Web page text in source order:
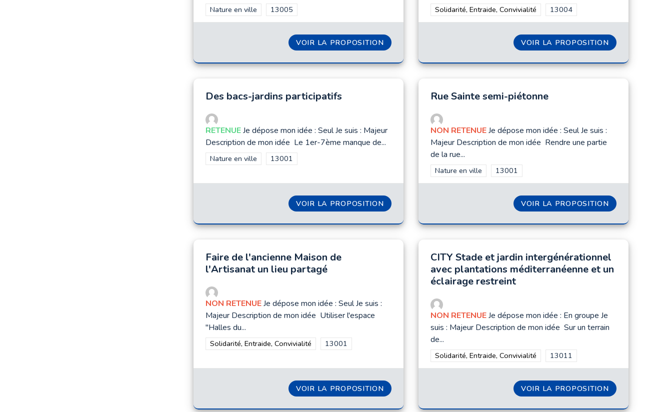
Filtrer les résultats de la catégorie : Nature en ville
Nature en ville Filtrer les résultats pour le secteur : 13005
13005
VOIR LA PROPOSITION VÉGÉTALISATION DES TROTTOIRS
Filtrer les résultats de la catégorie : Solidarité, Entraide, Convivialité
Solidarité, Entraide, Convivialité Filtrer les résultats pour le secteur :
13004
VOIR LA PROPOSITION BORNE POUR
Des bacs-jardins participatifs
RETENUEJe dépose mon idée : Seul Je suis : Majeur
Description de mon idée Le 1er-7ème manque de...
Filtrer les résultats de la catégorie : Nature en ville
Nature en ville Filtrer les résultats pour le secteur : 13001
13001
VOIR LA PROPOSITION DES BACS-JARDINS PARTICIPATIFS
Rue Sainte semi-piétonne
NON RETENUEJe dépose mon idée : Seul Je suis :
Majeur Description de mon idée Rendre une partie
de la rue...
Filtrer les résultats de la catégorie : Nature en ville
Nature en ville Filtrer les résultats pour le secteur : 13001
13001
VOIR LA PROPOSITION RUE SAINTE
Faire de l'ancienne Maison de
l'Artisanat un lieu partagé
NON RETENUEJe dépose mon idée : Seul Je suis :
Majeur Description de mon idée Utiliser l'espace
"Halles du...
Filtrer les résultats de la catégorie : Solidarité, Entraide, Convivialité
Solidarité, Entraide, Convivialité Filtrer les résultats pour le secteur : 13001
13001
VOIR LA PROPOSITION FAIRE DE L'ANCIENNE MAISON DE L'ARTISANAT UN LIEU PARTAGÉ
CITY Stade et jardin intergénérationnel
avec plantations méditerranéenne et un
éclairage restreint
NON RETENUEJe dépose mon idée : En groupe Je
suis : Majeur Description de mon idée Sur un terrain
de...
Filtrer les résultats de la catégorie : Solidarité, Entraide, Convivialité
Solidarité, Entraide, Convivialité Filtrer les résultats pour le secteur :
13011
VOIR LA PROPOSITION CITY STADE